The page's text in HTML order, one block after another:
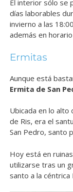
El interior sólo se
días laborables
invierno a las
además en
Ermitas
Aunque está
Ermita de San
Ubicada en lo alto
de Ris, era el
San Pedro, santo
Hoy está en
utilizarse tras un
santo a la céntrica